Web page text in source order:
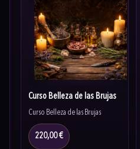
Curso Belleza de las Brujas
Curso Belleza de las Brujas
220,00 €